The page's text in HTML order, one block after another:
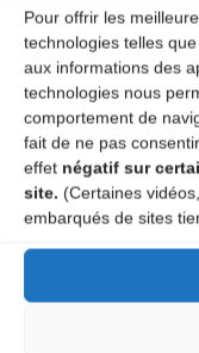
Pour offrir les
technologies telles
aux informations des
technologies nous
comportement de
fait de ne pas
effet négatif sur
site. (Certaines
embarqués de sites
de nos jours !
Le Bal sera
pratiques
et Rosières et
les élèves des
Rosières, Vorey
groupe Fanfare la
Durée : 2h